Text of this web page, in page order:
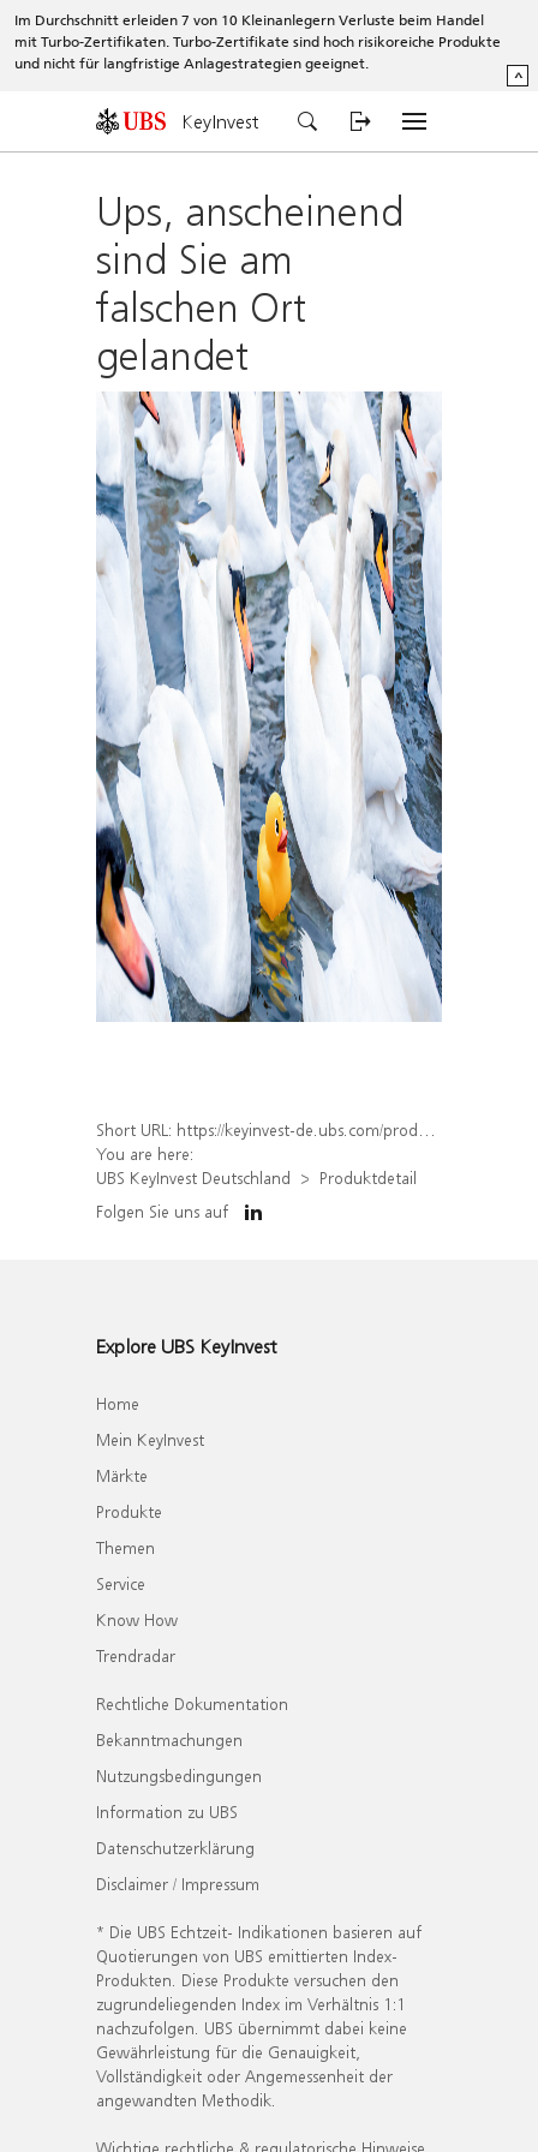
Im Durchschnitt erleiden 7 von 10 Kleinanlegern Verluste beim Handel
mit Turbo-Zertifikaten. Turbo-Zertifikate sind hoch risikoreiche Produkte
und nicht für langfristige Anlagestrategien geeignet.
^
KeyInvest
Ups, anscheinend
sind Sie am
falschen Ort
gelandet
Short URL: https://keyinvest-de.ubs.com/produkt/detail/index/isin/DE000WA1YAD3
You are here:
UBS KeyInvest Deutschland
Produktdetail
Folgen Sie uns auf
Explore UBS KeyInvest
Home
Mein KeyInvest
Märkte
Produkte
Themen
Service
Know How
Trendradar
Rechtliche Dokumentation
Bekanntmachungen
Nutzungsbedingungen
Information zu UBS
Datenschutzerklärung
Disclaimer / Impressum
* Die UBS Echtzeit- Indikationen basieren auf
Quotierungen von UBS emittierten Index-
Produkten. Diese Produkte versuchen den
zugrundeliegenden Index im Verhältnis 1:1
nachzufolgen. UBS übernimmt dabei keine
Gewährleistung für die Genauigkeit,
Vollständigkeit oder Angemessenheit der
angewandten Methodik.